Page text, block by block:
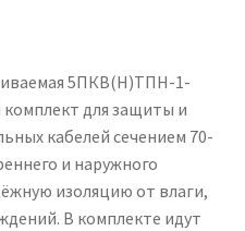
₽.
5ПКВ(Н)ТПН-1-
для защиты и
кабелей сечением 70-
и наружного
изоляцию от влаги,
В комплекте идут